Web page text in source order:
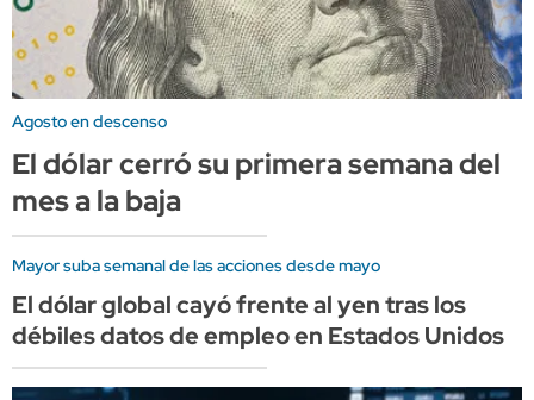
Agosto en descenso
El dólar cerró su primera semana del
mes a la baja
Mayor suba semanal de las acciones desde mayo
El dólar global cayó frente al yen tras los
débiles datos de empleo en Estados Unidos